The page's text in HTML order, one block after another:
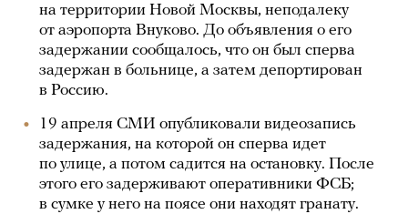
на территории Новой Москвы, неподалеку
от аэропорта Внуково. До объявления о его
задержании сообщалось, что он был сперва
задержан в больнице, а затем депортирован
в Россию.
19 апреля СМИ опубликовали видеозапись
задержания, на которой он сперва идет
по улице, а потом садится на остановку. После
этого его задерживают оперативники ФСБ;
в сумке у него на поясе они находят гранату.